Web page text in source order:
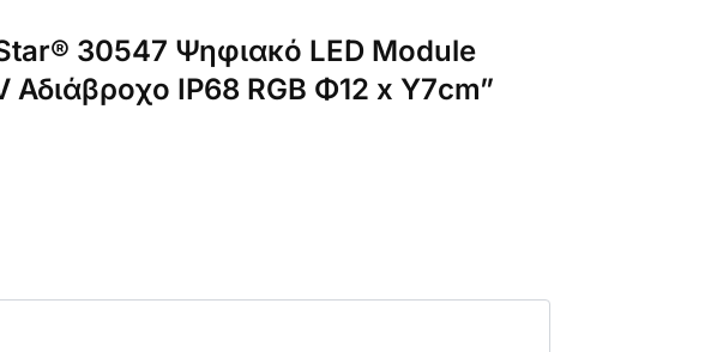
30547 Ψηφιακό LED Module
IP68 RGB Φ12 x Υ7cm”